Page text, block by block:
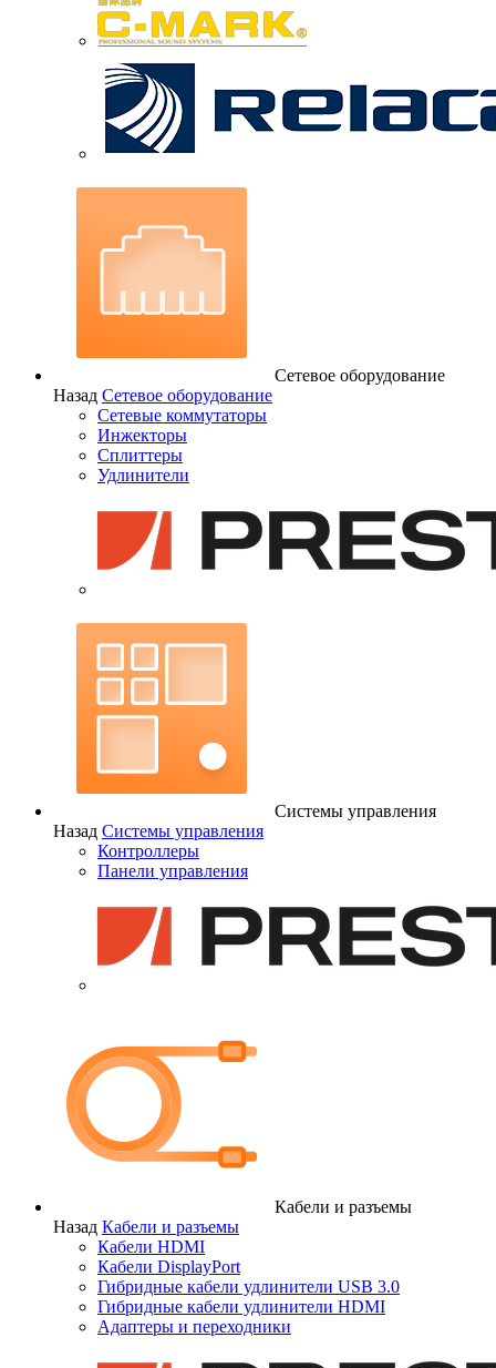
Сетевое оборудование
Назад Сетевое оборудование
Сетевые коммутаторы
Инжекторы
Сплиттеры
Удлинители
Системы управления
Назад Системы управления
Контроллеры
Панели управления
Кабели и разъемы
Назад Кабели и разъемы
Кабели HDMI
Кабели DisplayPort
Гибридные кабели удлинители USB 3.0
Гибридные кабели удлинители HDMI
Адаптеры и переходники